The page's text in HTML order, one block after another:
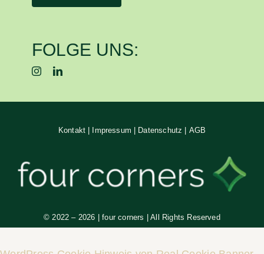
FOLGE UNS:
Kontakt Impressum Datenschutz AGB
© 2022 – 2026 | four corners | All Rights Reserved